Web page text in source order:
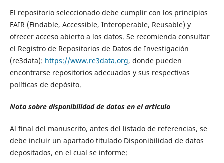
El repositorio seleccionado debe cumplir con los principios
FAIR (Findable, Accessible, Interoperable, Reusable) y
ofrecer acceso abierto a los datos. Se recomienda consultar
el Registro de Repositorios de Datos de Investigación
(re3data): https://www.re3data.org, donde pueden
encontrarse repositorios adecuados y sus respectivas
políticas de depósito.
Nota sobre disponibilidad de datos en el artículo
Al final del manuscrito, antes del listado de referencias, se
debe incluir un apartado titulado Disponibilidad de datos
depositados, en el cual se informe: